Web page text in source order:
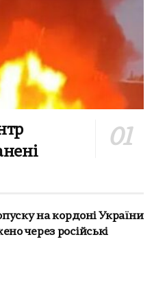
на кордоні України
через російські